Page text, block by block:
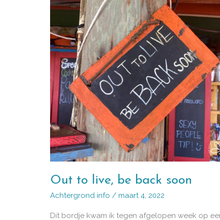
Out to live, be back soon
Achtergrond info / maart 4, 2022
Dit bordje kwam ik tegen afgelopen week op